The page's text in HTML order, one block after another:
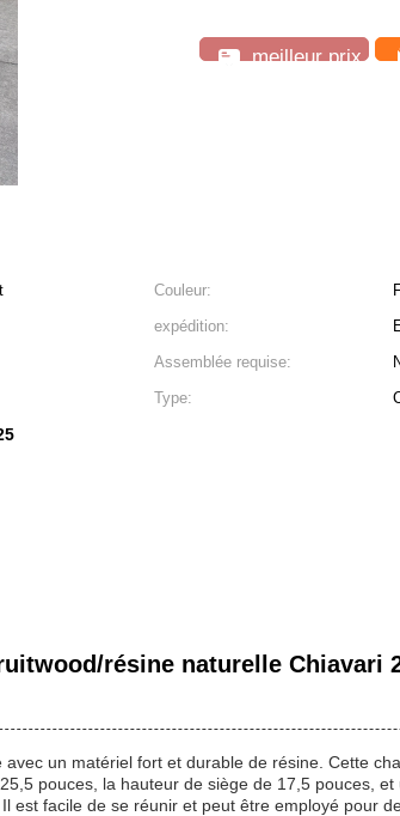
meilleur prix
Couleur:
expédition:
Assemblée requise:
Type:
résine naturelle Chiavari
un matériel fort et durable de résine. Cette
pouces, la hauteur de siège de 17,5 pouces,
facile de se réunir et peut être employé pour